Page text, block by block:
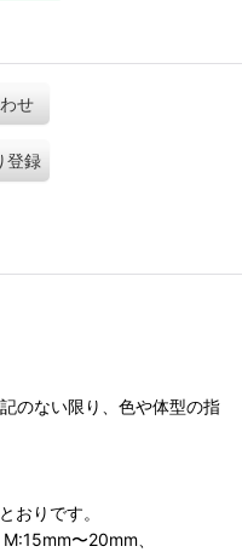
せ
登録
のない限り、色や体型の指
おりです。
〜20mm、